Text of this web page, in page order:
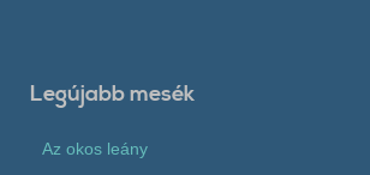
Legújabb mesék
Az okos leány